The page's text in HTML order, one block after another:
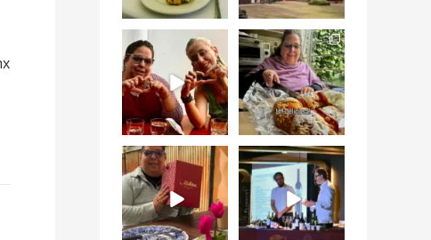
¡Qué desayuno tan
increíble en
@LasQuinceLetras!...
28 3
Me tocó rosca de
Tagers un
restaurante de
Avenida...
50 10
“En #Mallorca
Ciudad de México
celebramos la...
63 7
#SoaunFusionMexic
o una noche única
donde España y...
10 0